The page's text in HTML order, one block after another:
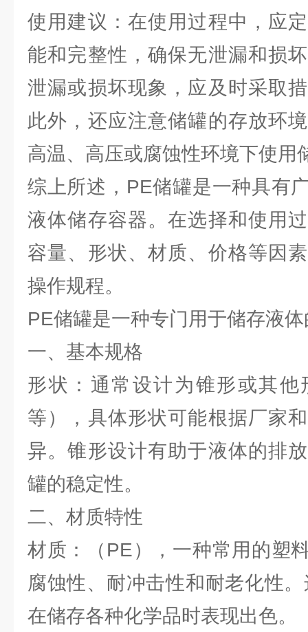
使用建议：在使用过程中，应
能和完整性，确保无泄漏和损
泄漏或损坏现象，应及时采取
此外，还应注意储罐的存放环
高温、高压或腐蚀性环境下使用
综上所述，PE储罐是一种具有
液体储存容器。在选择和使用
容量、形状、材质、价格等因
操作规程。
PE储罐是一种专门用于储存液
一、基本规格
形状：通常设计为锥形或其
等），具体形状可能根据厂家
异。锥形设计有助于液体的排
罐的稳定性。
二、材质特性
材质：（PE），一种常用的塑
腐蚀性、耐冲击性和耐老化性
在储存各种化学品时表现出色。